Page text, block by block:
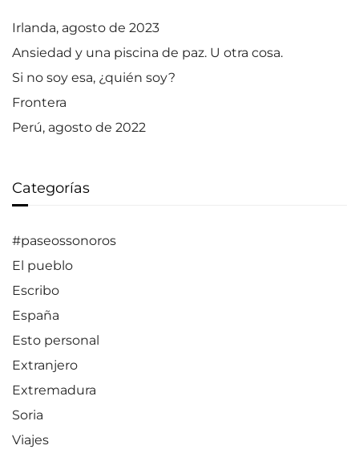
Irlanda, agosto de 2023
Ansiedad y una piscina de paz. U otra cosa.
Si no soy esa, ¿quién soy?
Frontera
Perú, agosto de 2022
Categorías
#paseossonoros
El pueblo
Escribo
España
Esto personal
Extranjero
Extremadura
Soria
Viajes